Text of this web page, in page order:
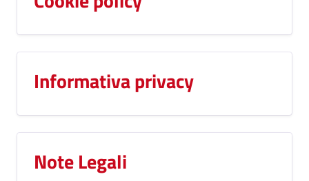
Informativa privacy
Note Legali